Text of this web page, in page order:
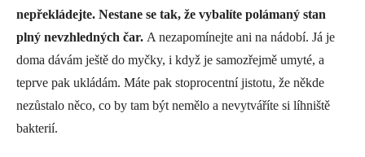
nepřekládejte. Nestane se tak, že vybalíte polámaný stan
plný nevzhledných čar. A nezapomínejte ani na nádobí. Já je
doma dávám ještě do myčky, i když je samozřejmě umyté, a
teprve pak ukládám. Máte pak stoprocentní jistotu, že někde
nezůstalo něco, co by tam být nemělo a nevytváříte si líhniště
bakterií.